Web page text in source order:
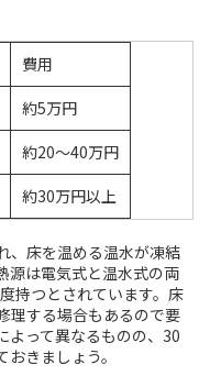
費用
約5万円
約20～40万円
約30万円以上
、床を温める温水が凍結
源は電気式と温水式の両
持つとされています。床
理する場合もあるので要
よって異なるものの、30
きましょう。